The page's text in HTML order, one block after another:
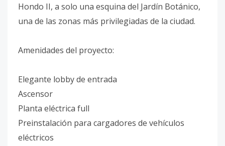
Hondo II, a solo una esquina del Jardín Botánico,
una de las zonas más privilegiadas de la ciudad.
Amenidades del proyecto:
Elegante lobby de entrada
Ascensor
Planta eléctrica full
Preinstalación para cargadores de vehículos
eléctricos